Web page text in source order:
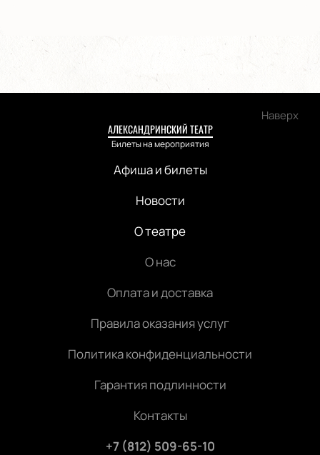
Наверх
АЛЕКСАНДРИНСКИЙ ТЕАТР
Билеты на мероприятия
Афиша и билеты
Новости
О театре
О нас
Оплата и доставка
Правила оказания услуг
Политика конфиденциальности
Гарантия подлинности
Контакты
+7 (812) 509-65-10